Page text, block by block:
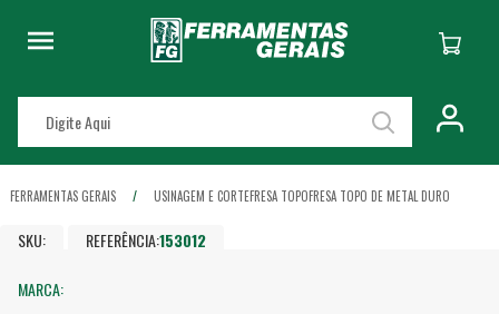
FERRAMENTAS GERAIS USINAGEM E CORTEFRESA TOPOFRESA TOPO DE METAL DURO
SKU: REFERÊNCIA:153012
MARCA: